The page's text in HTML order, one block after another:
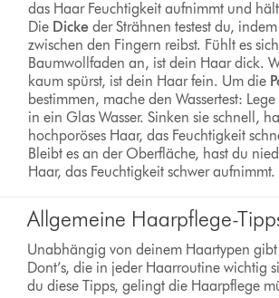
das Haar Feuchtigkeit aufnimmt und
Die Dicke der Strähnen testest du,
zwischen den Fingern reibst. Fühlt es
Baumwollfaden an, ist dein Haar dick.
kaum spürst, ist dein Haar fein. Um die
bestimmen, mache den Wassertest:
in ein Glas Wasser. Sinken sie schnell,
hochporöses Haar, das Feuchtigkeit
Bleibt es an der Oberfläche, hast du
Haar, das Feuchtigkeit schwer aufnimmt.
Allgemeine Haarpflege-
Unabhängig von deinem Haartypen gibt
Dont’s, die in jeder Haarroutine wichtig
du diese Tipps, gelingt die Haarpflege